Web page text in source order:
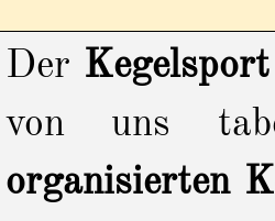
Der Kegelsport
von uns
organisierten